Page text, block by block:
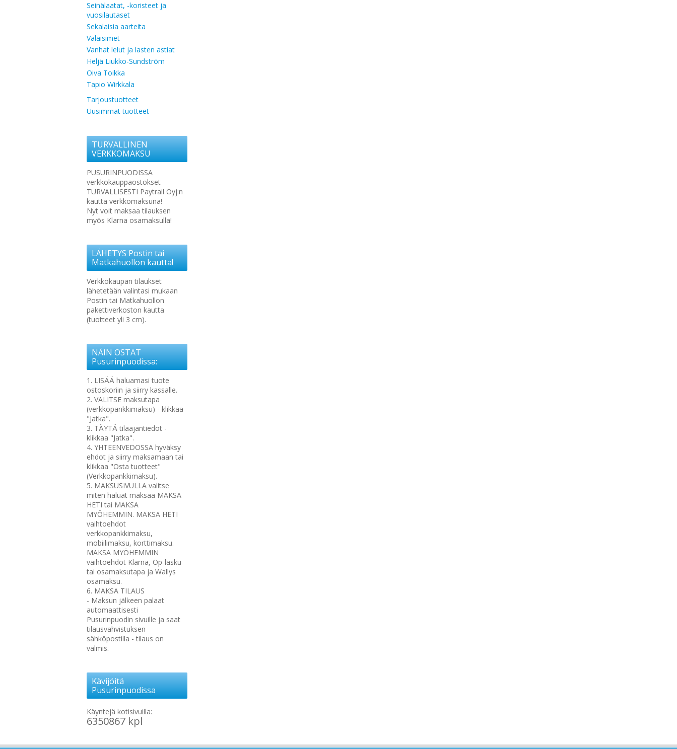
Seinälaatat, -koristeet ja
vuosilautaset
Sekalaisia aarteita
Valaisimet
Vanhat lelut ja lasten astiat
Heljä Liukko-Sundström
Oiva Toikka
Tapio Wirkkala
Tarjoustuotteet
Uusimmat tuotteet
TURVALLINEN
VERKKOMAKSU
PUSURINPUODISSA
verkkokauppaostokset
TURVALLISESTI Paytrail Oyj:n
kautta verkkomaksuna!
Nyt voit maksaa tilauksen
myös Klarna osamaksulla!
LÄHETYS Postin tai
Matkahuollon kautta!
Verkkokaupan tilaukset
lähetetään valintasi mukaan
Postin tai Matkahuollon
pakettiverkoston kautta
(tuotteet yli 3 cm).
NÄIN OSTAT
Pusurinpuodissa:
1. LISÄÄ haluamasi tuote
ostoskoriin ja siirry kassalle.
2. VALITSE maksutapa
(verkkopankkimaksu) - klikkaa
"Jatka".
3. TÄYTÄ tilaajantiedot -
klikkaa "Jatka".
4. YHTEENVEDOSSA hyväksy
ehdot ja siirry maksamaan tai
klikkaa "Osta tuotteet"
(Verkkopankkimaksu).
5. MAKSUSIVULLA valitse
miten haluat maksaa MAKSA
HETI tai MAKSA
MYÖHEMMIN. MAKSA HETI
vaihtoehdot
verkkopankkimaksu,
mobiilimaksu, korttimaksu.
MAKSA MYÖHEMMIN
vaihtoehdot Klarna, Op-lasku-
tai osamaksutapa ja Wallys
osamaksu.
6. MAKSA TILAUS
- Maksun jälkeen palaat
automaattisesti
Pusurinpuodin sivuille ja saat
tilausvahvistuksen
sähköpostilla - tilaus on
valmis.
Kävijöitä
Pusurinpuodissa
Käyntejä kotisivuilla:
6350867 kpl